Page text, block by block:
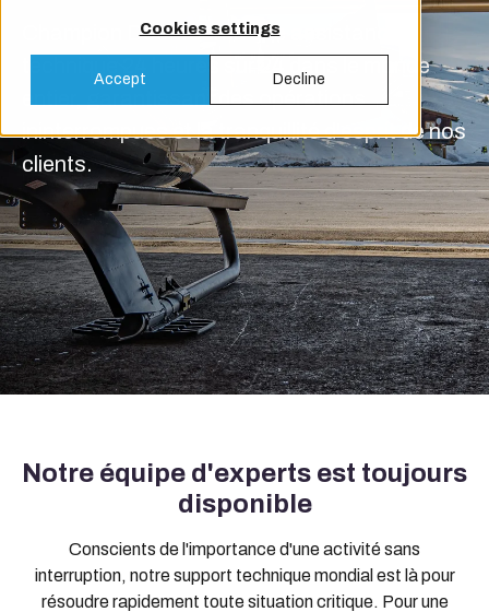
Cookies settings
Accept Decline
Champion Door fournit une assistance
technique 24 heures sur 24 dans le monde
entier, garantissant des opérations
ininterrompues et la tranquillité d'esprit de nos
clients.
Notre équipe d'experts est toujours
disponible
Conscients de l'importance d'une activité sans
interruption, notre support technique mondial est là pour
résoudre rapidement toute situation critique. Pour une